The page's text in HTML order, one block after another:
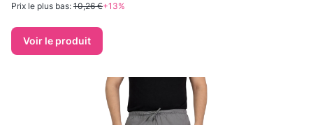
Prix le plus bas: 10,26 €+13%
Voir le produit